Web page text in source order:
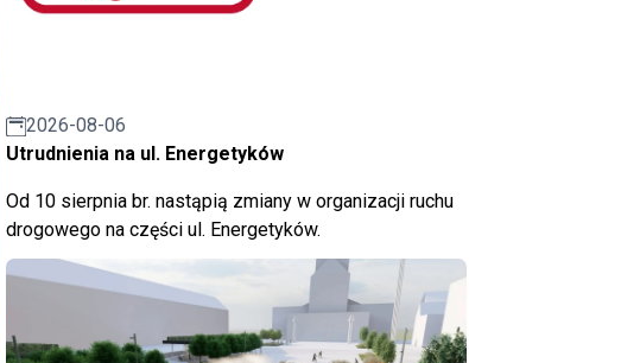
2026-08-06
Utrudnienia na ul. Energetyków
Od 10 sierpnia br. nastąpią zmiany w organizacji ruchu
drogowego na części ul. Energetyków.